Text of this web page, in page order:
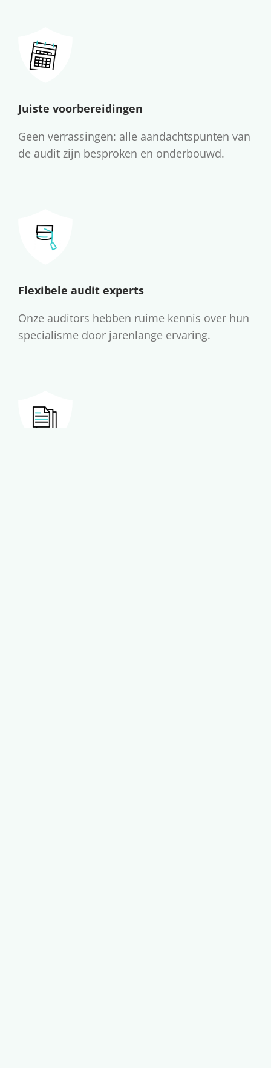
Juiste voorbereidingen
Geen verrassingen: alle aandachtspunten van
de audit zijn besproken en onderbouwd.
Flexibele audit experts
Onze auditors hebben ruime kennis over hun
specialisme door jarenlange ervaring.